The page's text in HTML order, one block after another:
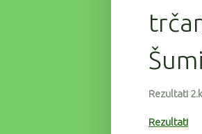
Šumi
Rezultati
Rezultati